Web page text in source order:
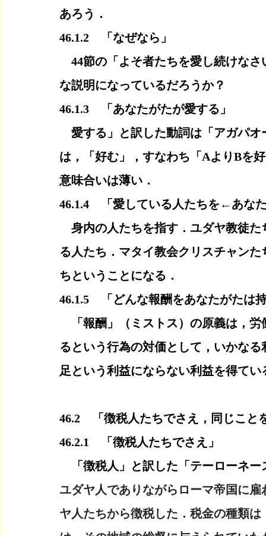
あろう．
46.1.2　「なぜなら」
44節の「よそ者たちを愛し続けなさ
な説明になっているだろうか？
46.1.3　「あなたがたが愛する」
愛する」と訳した動詞は「アガパオ
は，「好む」，すなわち「AよりBを
意味合いは薄い．
46.1.4　「愛している人たちを←あな
身内の人たちを指す．ユダヤ教徒た
る人たち．マタイ教会クリスチャン
ちということになる．
46.1.5　「どんな報酬をあなたがたは
「報酬」（ミストス）の原義は，労
るという行為の対価として，いかな
足という利益にならない利益を得て
46.2　「徴税人たちでさえ，同じこと
46.2.1　「徴税人たちでさえ」
「徴税人」と訳した「テーローネー
ユダヤ人でありながらローマ帝国に
ヤ人たちから徴税した．税金の種類